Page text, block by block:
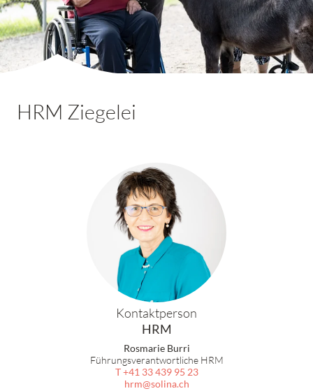
HRM Ziegelei
Kontaktperson
HRM
Rosmarie Burri
Führungsverantwortliche HRM
T +41 33 439 95 23
hrm@solina.ch